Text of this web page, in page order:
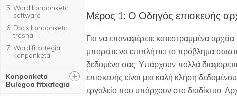
Μέρος 1: Ο Οδηγός επισκευής
Για να επαναφέρετε κατεστραμμένα
μπορείτε να επιπλήττει το πρόβλημα
δεδομένα σας. Υπάρχουν πολλά
επισκευής είναι μια καλή κλήση
εργαλείο που υπάρχουν στο διαδίκτυο.
Word konponketa
software
Docx konponketa
tresna
Word fitxategia
konponketa
Konponketa
Bulegoa fitxategia
+